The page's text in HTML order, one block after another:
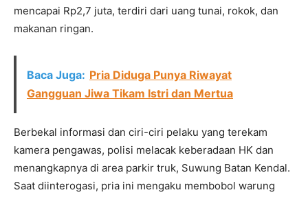
mencapai Rp2,7 juta, terdiri dari uang tunai, rokok, dan
makanan ringan.
Baca Juga: Pria Diduga Punya Riwayat
Gangguan Jiwa Tikam Istri dan Mertua
Berbekal informasi dan ciri-ciri pelaku yang terekam
kamera pengawas, polisi melacak keberadaan HK dan
menangkapnya di area parkir truk, Suwung Batan Kendal.
Saat diinterogasi, pria ini mengaku membobol warung